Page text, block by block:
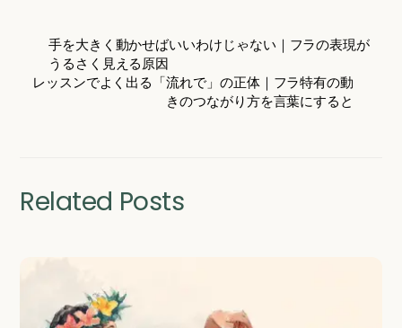
手を大きく動かせばいいわけじゃない｜フラの表現が
うるさく見える原因
レッスンでよく出る「流れで」の正体｜フラ特有の動
きのつながり方を言葉にすると
Related Posts